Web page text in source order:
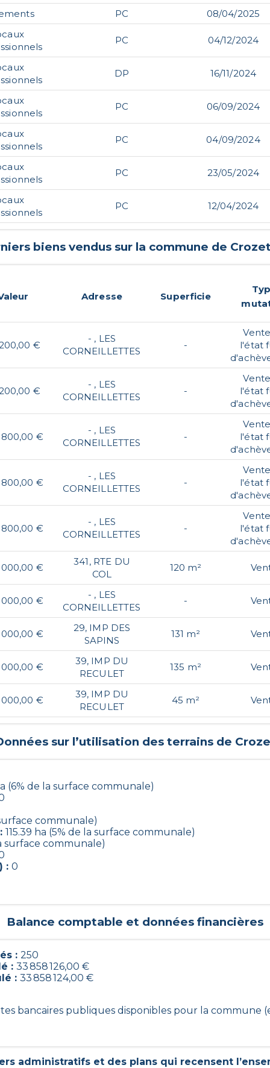
PC
08/04/2025
PC 04/12/2024
DP 16/11/2024
PC 06/09/2024
PC 04/09/2024
PC 23/05/2024
PC 12/04/2024
biens vendus sur la commune de
Adresse Superficie
€
- , LES
CORNEILLETTES
-
l'état
€
- , LES
CORNEILLETTES
-
l'état
800,00 €
- , LES
CORNEILLETTES
-
l'état
800,00 €
- , LES
CORNEILLETTES
-
l'état
800,00 €
- , LES
CORNEILLETTES
-
l'état
000,00 €
341, RTE DU
COL
120 m²
000,00 €
- , LES
CORNEILLETTES
-
000,00 €
29, IMP DES
SAPINS
131 m²
000,00 €
39, IMP DU
RECULET
135 m²
000,00 €
39, IMP DU
RECULET
45 m²
sur l’utilisation des terrains de
(6% de la surface communale)
communale)
115.39 ha (5% de la surface communale)
surface communale)
: 0
Balance comptable et données financières
: 250
: 33 858 126,00 €
: 33 858 124,00 €
bancaires publiques disponibles pour la commune
administratifs et des plans qui recensent